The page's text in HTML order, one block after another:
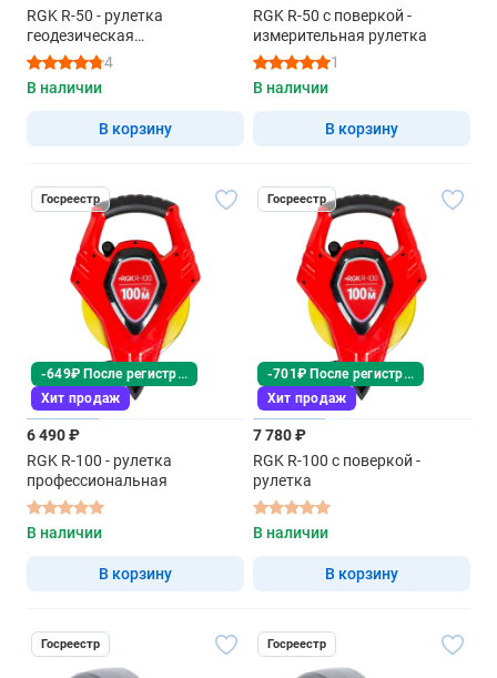
RGK R-50 - рулетка
геодезическая
профессиональная
4
В наличии
В корзину
RGK R-50 с поверкой -
измерительная рулетка
1
В наличии
В корзину
Госреестр
-649₽ После регистрации
Хит продаж
6 490 ₽
RGK R-100 - рулетка
профессиональная
В наличии
В корзину
Госреестр
-701₽ После регистрации
Хит продаж
7 780 ₽
RGK R-100 с поверкой -
рулетка
В наличии
В корзину
Госреестр Госреестр